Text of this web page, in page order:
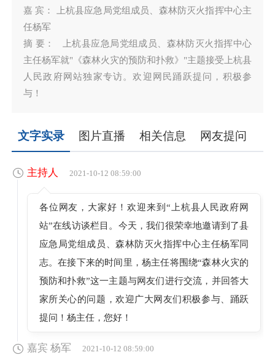
嘉 宾： 上杭县应急局党组成员、森林防灭火指挥中心主
任杨军
摘 要： 上杭县应急局党组成员、森林防灭火指挥中心
主任杨军就"《森林火灾的预防和扑救》"主题接受上杭县
人民政府网站独家专访。欢迎网民踊跃提问，积极参
与！
文字实录 图片直播 相关信息 网友提问
主持人 2021-10-12 08:59:00
各位网友，大家好！欢迎来到“上杭县人民政府网
站”在线访谈栏目。今天，我们很荣幸地邀请到了县
应急局党组成员、森林防灭火指挥中心主任杨军同
志。在接下来的时间里，杨主任将围绕“森林火灾的
预防和扑救”这一主题与网友们进行交流，并回答大
家所关心的问题，欢迎广大网友们积极参与、踊跃
提问！杨主任，您好！
嘉宾 杨军 2021-10-12 08:59:00